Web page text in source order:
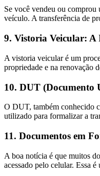
Se você vendeu ou
veículo. A transferência de
9. Vistoria Veicular:
A vistoria veicular é um
propriedade e na renovação
10. DUT (Documento
O DUT, também conhecido
utilizado para formalizar a
11. Documentos em
A boa notícia é que muitos
acessado pelo celular. Essa